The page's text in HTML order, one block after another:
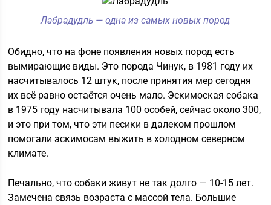
Лабрадудль — одна из самых новых пород
Обидно, что на фоне появления новых пород есть
вымирающие виды. Это порода Чинук, в 1981 году их
насчитывалось 12 штук, после принятия мер сегодня
их всё равно остаётся очень мало. Эскимоская собака
в 1975 году насчитывала 100 особей, сейчас около 300,
и это при том, что эти песики в далеком прошлом
помогали эскимосам выжить в холодном северном
климате.
Печально, что собаки живут не так долго — 10-15 лет.
Замечена связь возраста с массой тела. Большие